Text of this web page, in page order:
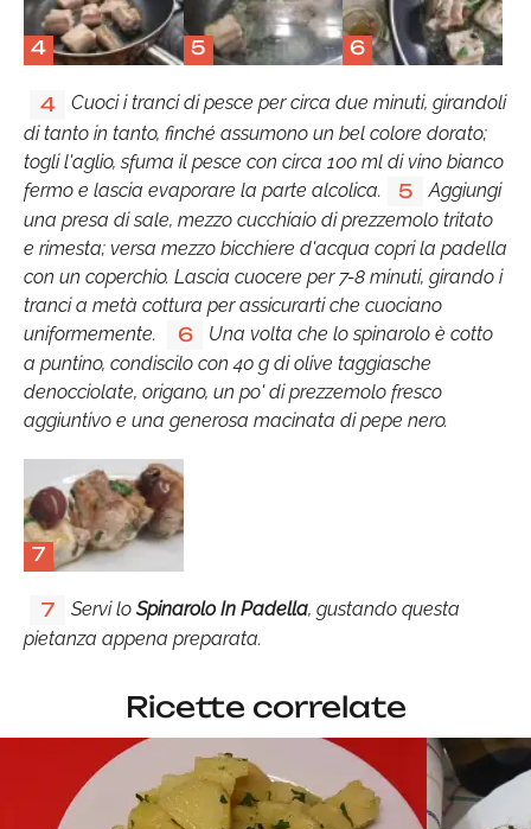
4 5 6
4
Cuoci i tranci di pesce per circa due minuti, girandoli
di tanto in tanto, finché assumono un bel colore dorato;
togli l'aglio, sfuma il pesce con circa 100 ml di vino bianco
fermo e lascia evaporare la parte alcolica.
5
Aggiungi
una presa di sale, mezzo cucchiaio di prezzemolo tritato
e rimesta; versa mezzo bicchiere d'acqua copri la padella
con un coperchio. Lascia cuocere per 7-8 minuti, girando i
tranci a metà cottura per assicurarti che cuociano
uniformemente.
6
Una volta che lo spinarolo è cotto
a puntino, condiscilo con 40 g di olive taggiasche
denocciolate, origano, un po' di prezzemolo fresco
aggiuntivo e una generosa macinata di pepe nero.
7
7 Servi lo Spinarolo In Padella, gustando questa
pietanza appena preparata.
Ricette correlate